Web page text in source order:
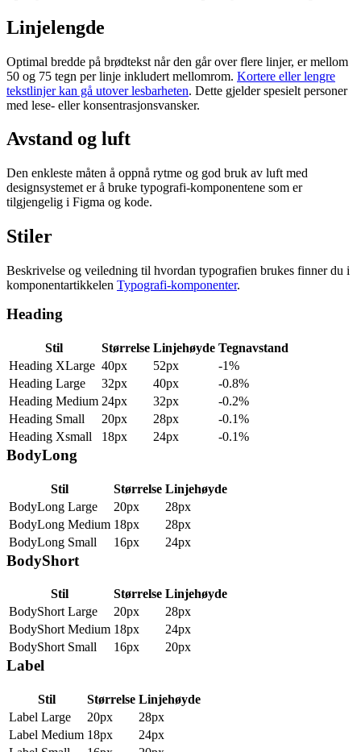
Linjelengde
Optimal bredde på brødtekst når den går over flere linjer, er mellom
50 og 75 tegn per linje inkludert mellomrom. Kortere eller lengre
tekstlinjer kan gå utover lesbarheten. Dette gjelder spesielt personer
med lese- eller konsentrasjonsvansker.
Avstand og luft
Den enkleste måten å oppnå rytme og god bruk av luft med
designsystemet er å bruke typografi-komponentene som er
tilgjengelig i Figma og kode.
Stiler
Beskrivelse og veiledning til hvordan typografien brukes finner du i
komponentartikkelen Typografi-komponenter.
Heading
Stil Størrelse Linjehøyde Tegnavstand
Heading XLarge 40px 52px
-1%
Heading Large
32px 40px
-0.8%
Heading Medium 24px 32px
-0.2%
Heading Small
20px 28px
-0.1%
Heading Xsmall
18px 24px -0.1%
BodyLong
Stil Størrelse Linjehøyde
BodyLong Large
20px
28px
BodyLong Medium 18px
28px
BodyLong Small
16px 24px
BodyShort
Stil Størrelse Linjehøyde
BodyShort Large
20px
28px
BodyShort Medium 18px
24px
BodyShort Small
16px 20px
Label
Stil Størrelse Linjehøyde
Label Large
20px
28px
Label Medium 18px
24px